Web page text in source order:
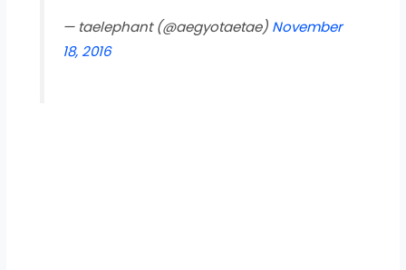
— taelephant (@aegyotaetae) November
18, 2016